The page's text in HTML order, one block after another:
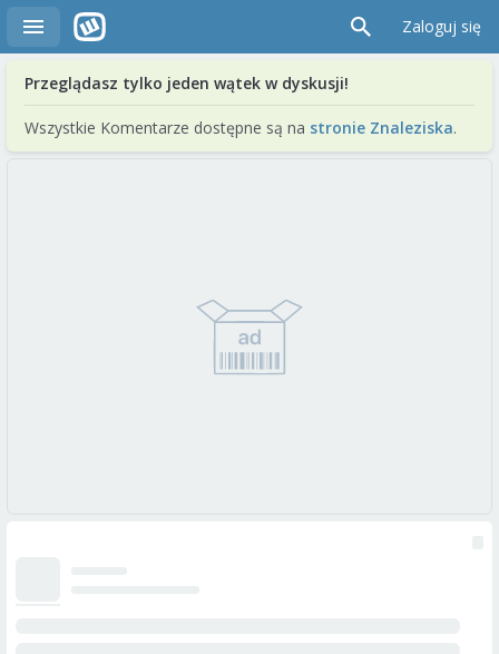
Zaloguj się
Przeglądasz tylko jeden wątek w dyskusji!
Wszystkie Komentarze dostępne są na stronie Znaleziska.